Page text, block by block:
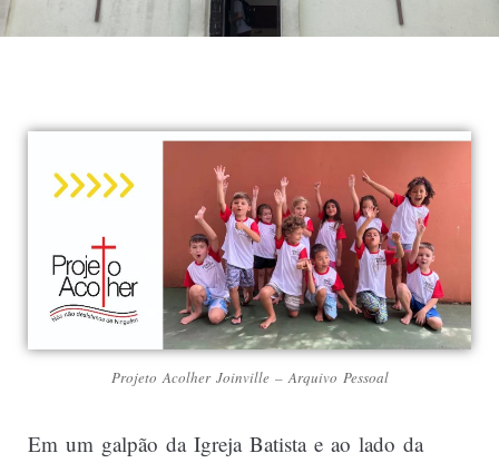
Projeto Acolher Joinville – Arquivo Pessoal
Em um galpão da Igreja Batista e ao lado da